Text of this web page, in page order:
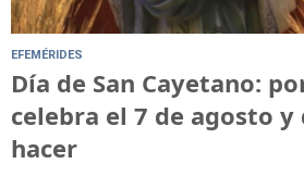
EFEMÉRIDES
Día de San Cayetano:
celebra el 7 de agosto y
hacer